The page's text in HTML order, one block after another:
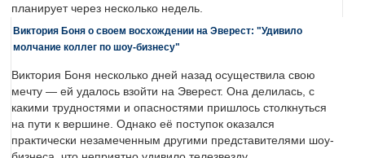
планирует через несколько недель.
Виктория Боня о своем восхождении на Эверест: "Удивило
молчание коллег по шоу-бизнесу"
Виктория Боня несколько дней назад осуществила свою
мечту — ей удалось взойти на Эверест. Она делилась, с
какими трудностями и опасностями пришлось столкнуться
на пути к вершине. Однако её поступок оказался
практически незамеченным другими представителями шоу-